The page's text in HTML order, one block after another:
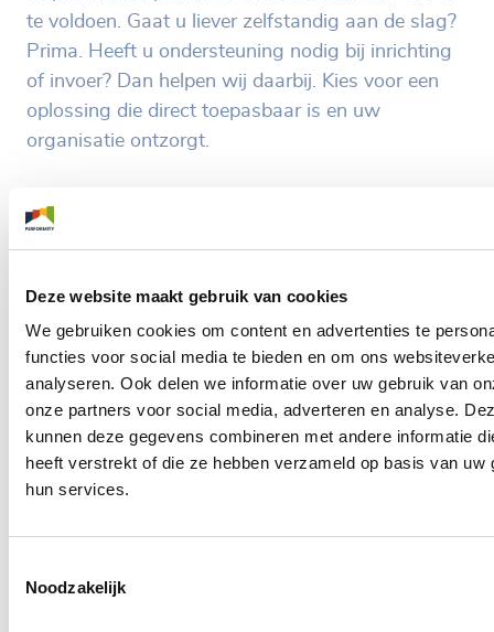
Deze website maakt gebruik van cookies
We gebruiken cookies om content en advertenties te
functies voor social media te bieden en om ons
analyseren. Ook delen we informatie over uw gebruik van
onze partners voor social media, adverteren en analyse.
kunnen deze gegevens combineren met andere informatie
heeft verstrekt of die ze hebben verzameld op basis van uw
hun services.
Noodzakelijk
te voldoen. Gaat u liever zelfstandig aan de slag?
Prima. Heeft u ondersteuning nodig bij inrichting
of invoer? Dan helpen wij daarbij. Kies voor een
oplossing die direct toepasbaar is en uw
organisatie ontzorgt.
Plan direct uw demo
Jory Janssen